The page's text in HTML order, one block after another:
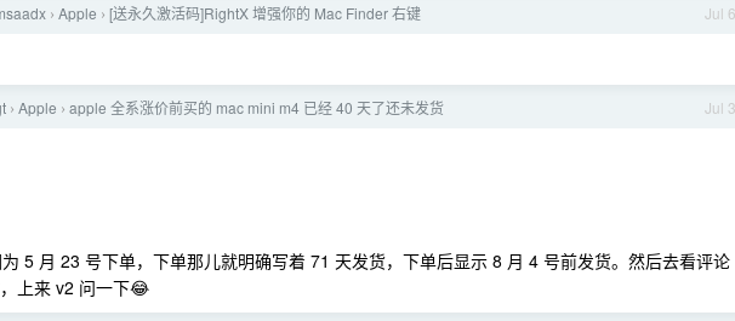
Jul 6
› Apple › [送永久激活码]RightX 增强你的 Mac Finder 右键
Jul 3
› Apple › apple 全系涨价前买的 mac mini m4 已经 40 天了还未发货
5 月 23 号下单，下单那儿就明确写着 71 天发货，下单后显示 8 月 4 号前发货。然后去看评论
上来 v2 问一下😂